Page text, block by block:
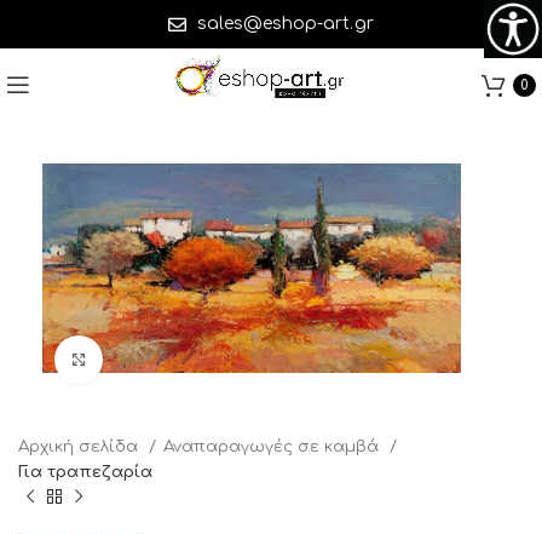
sales@eshop-art.gr
0
Click to enlarge
Αρχική σελίδα
Αναπαραγωγές σε καμβά
Για τραπεζαρία